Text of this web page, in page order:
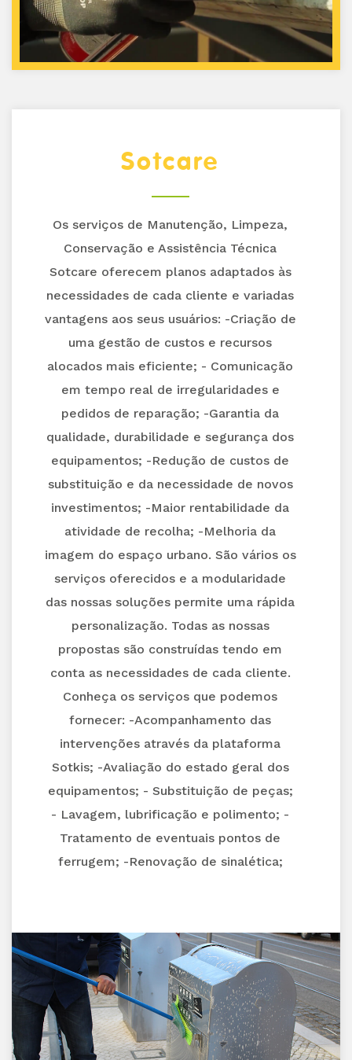
Sotcare
Os serviços de Manutenção, Limpeza,
Conservação e Assistência Técnica
Sotcare oferecem planos adaptados às
necessidades de cada cliente e variadas
vantagens aos seus usuários: -Criação de
uma gestão de custos e recursos
alocados mais eficiente; - Comunicação
em tempo real de irregularidades e
pedidos de reparação; -Garantia da
qualidade, durabilidade e segurança dos
equipamentos; -Redução de custos de
substituição e da necessidade de novos
investimentos; -Maior rentabilidade da
atividade de recolha; -Melhoria da
imagem do espaço urbano. São vários os
serviços oferecidos e a modularidade
das nossas soluções permite uma rápida
personalização. Todas as nossas
propostas são construídas tendo em
conta as necessidades de cada cliente.
Conheça os serviços que podemos
fornecer: -Acompanhamento das
intervenções através da plataforma
Sotkis; -Avaliação do estado geral dos
equipamentos; - Substituição de peças;
- Lavagem, lubrificação e polimento; -
Tratamento de eventuais pontos de
ferrugem; -Renovação de sinalética;